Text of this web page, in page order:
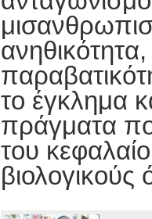
ανηθικότητα,
το έγκλημα
πράγματα
του
βιολογικούς